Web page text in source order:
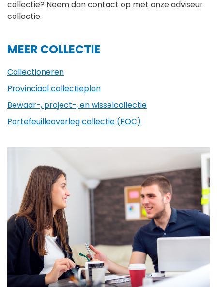
collectie? Neem dan contact op met onze adviseur
collectie.
MEER COLLECTIE
Collectioneren
Provinciaal collectieplan
Bewaar-, project-, en wisselcollectie
Portefeuilleoverleg collectie (POC)